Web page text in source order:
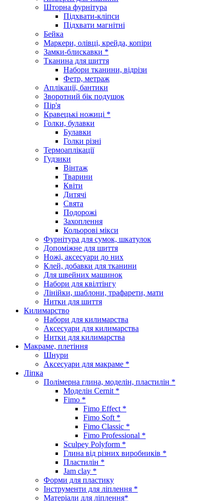
Шторна фурнітура
Підхвати-кліпси
Підхвати магнітні
Бейка
Маркери, олівці, крейда, копіри
Замки-блискавки *
Тканина для шиття
Набори тканини, відрізи
Фетр, метраж
Аплікації, бантики
Зворотний бік подушок
Пір'я
Кравецькі ножиці *
Голки, булавки
Булавки
Голки різні
Термоаплікації
Гудзики
Вінтаж
Тварини
Квіти
Дитячі
Свята
Подорожі
Захоплення
Кольорові мікси
Фурнітура для сумок, шкатулок
Допоміжне для шиття
Ножі, аксесуари до них
Клей, добавки для тканини
Для швейних машинок
Набори для квілтінгу
Лінійки, шаблони, трафарети, мати
Нитки для шиття
Килимарство
Набори для килимарства
Аксесуари для килимарства
Нитки для килимарства
Макраме, плетіння
Шнури
Аксесуари для макраме *
Ліпка
Полімерна глина, моделін, пластилін *
Моделін Cernit *
Fimo *
Fimo Effect *
Fimo Soft *
Fimo Classic *
Fimo Professional *
Sculpey Polyform *
Глина від різних виробників *
Пластилін *
Jam clay *
Форми для пластику
Інструменти для ліплення *
Матеріали для ліплення*